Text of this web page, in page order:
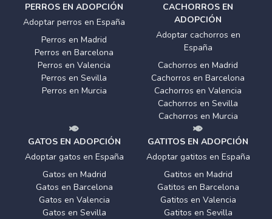
PERROS EN ADOPCIÓN
Adoptar perros en España
Perros en Madrid
Perros en Barcelona
Perros en Valencia
Perros en Sevilla
Perros en Murcia
CACHORROS EN
ADOPCIÓN
Adoptar cachorros en
España
Cachorros en Madrid
Cachorros en Barcelona
Cachorros en Valencia
Cachorros en Sevilla
Cachorros en Murcia
GATOS EN ADOPCIÓN
Adoptar gatos en España
Gatos en Madrid
Gatos en Barcelona
Gatos en Valencia
Gatos en Sevilla
GATITOS EN ADOPCIÓN
Adoptar gatitos en España
Gatitos en Madrid
Gatitos en Barcelona
Gatitos en Valencia
Gatitos en Sevilla